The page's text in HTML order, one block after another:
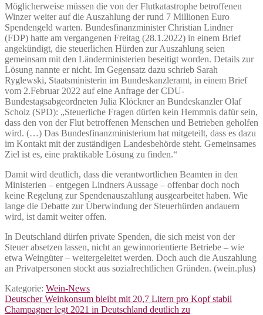
Möglicherweise müssen die von der Flutkatastrophe betroffenen
Winzer weiter auf die Auszahlung der rund 7 Millionen Euro
Spendengeld warten. Bundesfinanzminister Christian Lindner
(FDP) hatte am vergangenen Freitag (28.1.2022) in einem Brief
angekündigt, die steuerlichen Hürden zur Auszahlung seien
gemeinsam mit den Länderministerien beseitigt worden. Details zur
Lösung nannte er nicht. Im Gegensatz dazu schrieb Sarah
Ryglewski, Staatsministerin im Bundeskanzleramt, in einem Brief
vom 2.Februar 2022 auf eine Anfrage der CDU-
Bundestagsabgeordneten Julia Klöckner an Bundeskanzler Olaf
Scholz (SPD): „Steuerliche Fragen dürfen kein Hemmnis dafür sein,
dass den von der Flut betroffenen Menschen und Betrieben geholfen
wird. (…) Das Bundesfinanzministerium hat mitgeteilt, dass es dazu
im Kontakt mit der zuständigen Landesbehörde steht. Gemeinsames
Ziel ist es, eine praktikable Lösung zu finden.“
Damit wird deutlich, dass die verantwortlichen Beamten in den
Ministerien – entgegen Lindners Aussage – offenbar doch noch
keine Regelung zur Spendenauszahlung ausgearbeitet haben. Wie
lange die Debatte zur Überwindung der Steuerhürden andauern
wird, ist damit weiter offen.
In Deutschland dürfen private Spenden, die sich meist von der
Steuer absetzen lassen, nicht an gewinnorientierte Betriebe – wie
etwa Weingüter – weitergeleitet werden. Doch auch die Auszahlung
an Privatpersonen stockt aus sozialrechtlichen Gründen. (wein.plus)
Kategorie: Wein-News
Beitragsnavigation
Vorheriger
Beitrag:
Deutscher Weinkonsum bleibt mit 20,7 Litern pro Kopf stabil
Nächster
Champagner legt 2021 in Deutschland deutlich zu